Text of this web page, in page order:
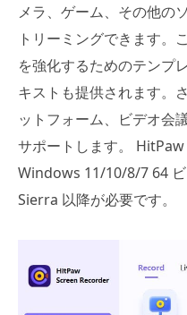
メラ、ゲーム、その他の
トリーミングできます。
を強化するためのテンプ
キストも提供されます。
ットフォーム、ビデオ会
サポートします。 HitPaw
Windows 11/10/8/7 64
Sierra 以降が必要です。